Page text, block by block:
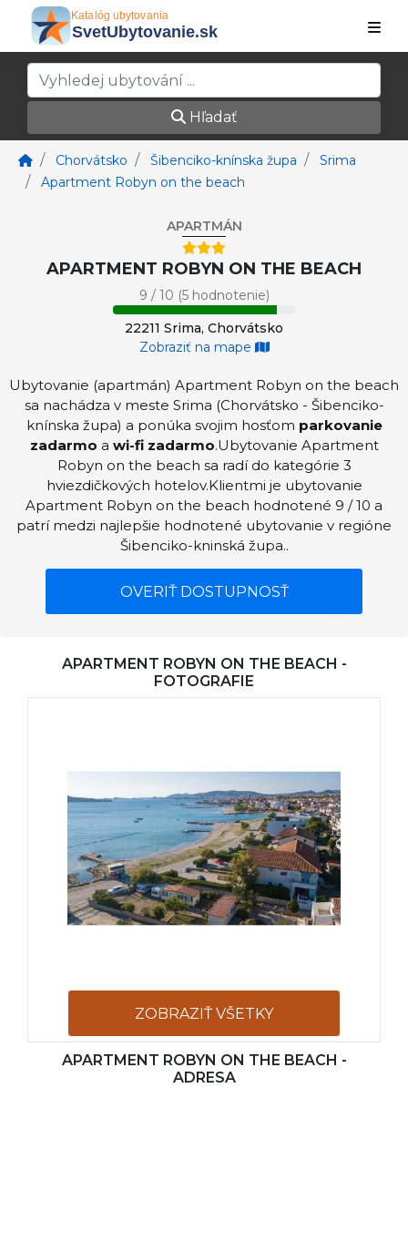
Hľadať
Chorvátsko Šibenciko-knínska župa
Srima
Apartment Robyn on the beach
APARTMÁN
APARTMENT ROBYN ON THE BEACH
9 / 10 (5 hodnotenie)
22211 Srima, Chorvátsko
Zobraziť na mape
Ubytovanie (apartmán) Apartment Robyn on the beach
sa nachádza v meste Srima (Chorvátsko - Šibenciko-
knínska župa) a ponúka svojim hosťom parkovanie
zadarmo a wi-fi zadarmo.Ubytovanie Apartment
Robyn on the beach sa radí do kategórie 3
hviezdičkových hotelov.Klientmi je ubytovanie
Apartment Robyn on the beach hodnotené 9 / 10 a
patrí medzi najlepšie hodnotené ubytovanie v regióne
Šibenciko-kninská župa..
OVERIŤ DOSTUPNOSŤ
APARTMENT ROBYN ON THE BEACH -
FOTOGRAFIE
ZOBRAZIŤ VŠETKY
FOTOGRAFIE
APARTMENT ROBYN ON THE BEACH -
ADRESA